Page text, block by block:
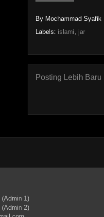
By Mochammad Syafik
Labels: islami, jar
Posting Lebih Baru
(Admin 1)
(Admin 2)